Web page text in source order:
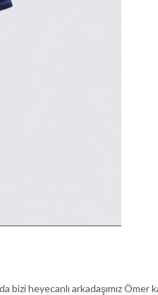
heyecanlı arkadaşımız Ömer